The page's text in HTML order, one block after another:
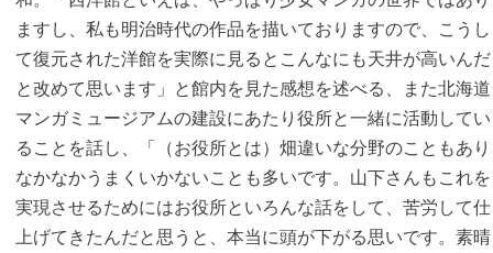
ますし、私も明治時代の作品を描いておりますので、こうし
て復元された洋館を実際に見るとこんなにも天井が高いんだ
と改めて思います」と館内を見た感想を述べる、また北海道
マンガミュージアムの建設にあたり役所と一緒に活動してい
ることを話し、「（お役所とは）畑違いな分野のこともあり
なかなかうまくいかないことも多いです。山下さんもこれを
実現させるためにはお役所といろんな話をして、苦労して仕
上げてきたんだと思うと、本当に頭が下がる思いです。素晴